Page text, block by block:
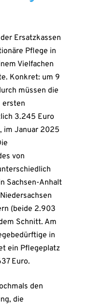
Ersatzkassen
Pflege in
Vielfachen
Konkret: um 9
müssen die
ersten
3.245 Euro
im Januar 2025
von
Sachsen-Anhalt
(beide 2.903
Schnitt. Am
in
ein Pflegeplatz
Euro.
den
die